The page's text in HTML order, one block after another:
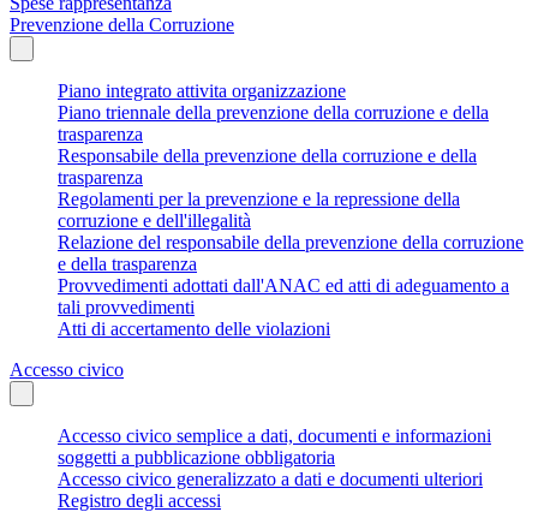
Prevenzione della Corruzione
Piano integrato attivita organizzazione
Piano triennale della prevenzione della corruzione e della
trasparenza
Responsabile della prevenzione della corruzione e della
trasparenza
Regolamenti per la prevenzione e la repressione della
corruzione e dell'illegalità
Relazione del responsabile della prevenzione della corruzione
e della trasparenza
Provvedimenti adottati dall'ANAC ed atti di adeguamento a
tali provvedimenti
Atti di accertamento delle violazioni
Accesso civico
Accesso civico semplice a dati, documenti e informazioni
soggetti a pubblicazione obbligatoria
Accesso civico generalizzato a dati e documenti ulteriori
Registro degli accessi